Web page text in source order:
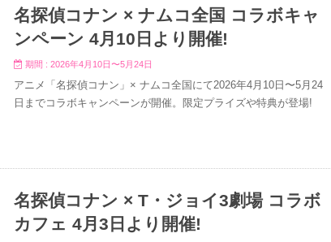
名探偵コナン × ナムコ全国 コラボキャ
ンペーン 4月10日より開催!
期間 : 2026年4月10日〜5月24日
アニメ「名探偵コナン」× ナムコ全国にて2026年4月10日〜5月24
日までコラボキャンペーンが開催。限定プライズや特典が登場!
名探偵コナン × T・ジョイ3劇場 コラボ
カフェ 4月3日より開催!